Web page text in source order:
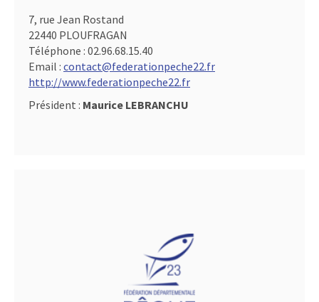
7, rue Jean Rostand
22440 PLOUFRAGAN
Téléphone : 02.96.68.15.40
Email : contact@federationpeche22.fr
http://www.federationpeche22.fr
Président : Maurice LEBRANCHU